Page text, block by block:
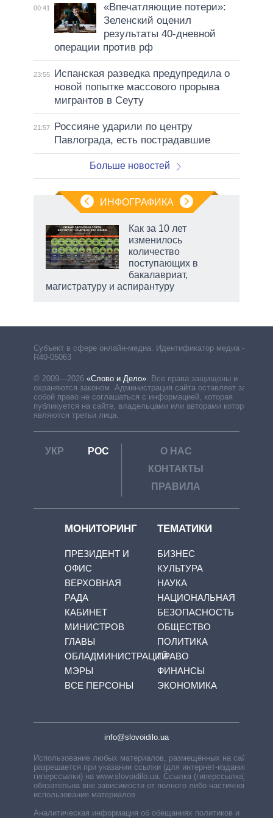
00:41
«Впечатляющие потери»:
Зеленский оценил
результаты 40-дневной
операции против рф
23:55
Испанская разведка предупредила о
новой попытке массового прорыва
мигрантов в Сеуту
21:57
Россияне ударили по центру
Павлограда, есть пострадавшие
Больше новостей
ИНФОГРАФИКА
Как за 10 лет
изменилось
количество
поступающих в
бакалавриат,
магистратуру и аспирантуру
Субъект в сфере онлайн-медиа. Идентификатор медиа –
R40-05063
© 2009—2026 «Слово и Дело» Все права защищены и
охраняются законом. Администрация сайта оставляет за
собой право не соглашаться с информацией, которая
публикуется на сайте, владельцами или авторами которой
являются третьи лица.
УКР РОС
О НАС
КОНТАКТЫ
ПРАВИЛА
МОНИТОРИНГ
ПРЕЗИДЕНТ И
ОФИС
ВЕРХОВНАЯ
РАДА
КАБИНЕТ
МИНИСТРОВ
ГЛАВЫ
ОБЛАДМИНИСТРАЦИЙ
МЭРЫ
ВСЕ ПЕРСОНЫ
ТЕМАТИКИ
БИЗНЕС
КУЛЬТУРА
НАУКА
НАЦИОНАЛЬНАЯ
БЕЗОПАСНОСТЬ
ОБЩЕСТВО
ПОЛИТИКА
ПРАВО
ФИНАНСЫ
ЭКОНОМИКА
info@slovoidilo.ua
Использование любых материалов, размещённых на сайте,
разрешается при указании ссылки (для интернет-изданий —
гиперссылки) на www.slovoidilo.ua. Ссылка (гиперссылка)
обязательна вне зависимости от полного либо частичного
использования материалов.
Аналитическая информация об обещаниях политиков и